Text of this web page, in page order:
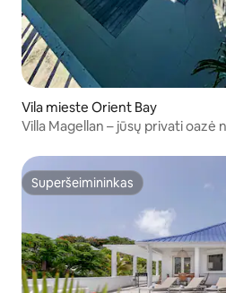
Vila mieste Orient Bay
Villa Magellan – jūsų privati oazė
Superšeimininkas
Superšeimininkas